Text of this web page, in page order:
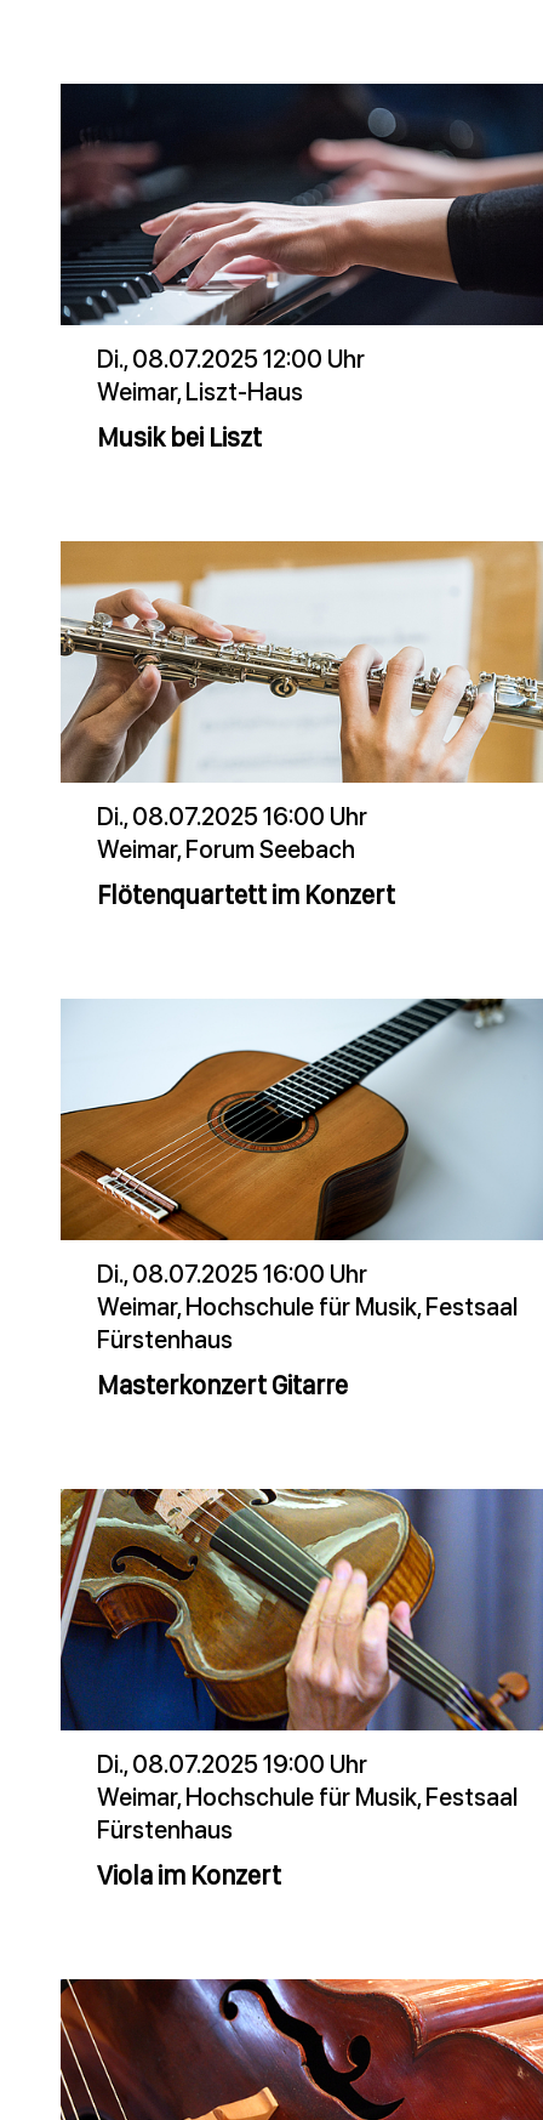
Di., 08.07.2025 12:00 Uhr
Weimar, Liszt-Haus
Musik bei Liszt
Di., 08.07.2025 16:00 Uhr
Weimar, Forum Seebach
Flötenquartett im Konzert
Di., 08.07.2025 16:00 Uhr
Weimar, Hochschule für Musik, Festsaal
Fürstenhaus
Masterkonzert Gitarre
Di., 08.07.2025 19:00 Uhr
Weimar, Hochschule für Musik, Festsaal
Fürstenhaus
Viola im Konzert